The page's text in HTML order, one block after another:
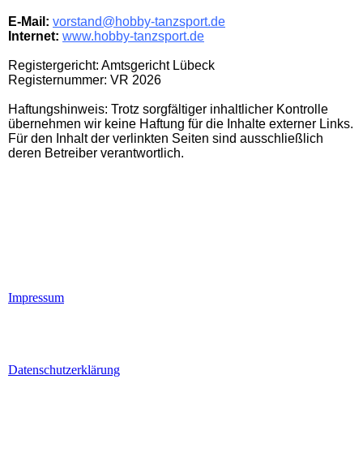
E-Mail: vorstand@hobby-tanzsport.de
Internet: www.hobby-tanzsport.de
Registergericht: Amtsgericht Lübeck
Registernummer: VR 2026
Haftungshinweis: Trotz sorgfältiger inhaltlicher Kontrolle
übernehmen wir keine Haftung für die Inhalte externer Links.
Für den Inhalt der verlinkten Seiten sind ausschließlich
deren Betreiber verantwortlich.
Impressum
Datenschutzerklärung